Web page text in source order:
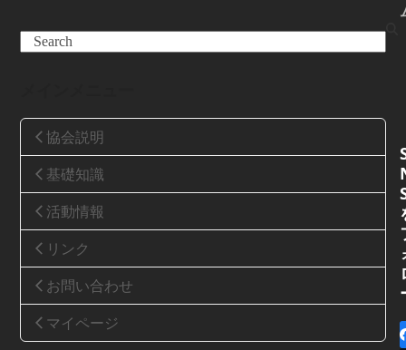
Search
協会説明
基礎知識
活動情報
リンク
お問い合わせ
マイページ